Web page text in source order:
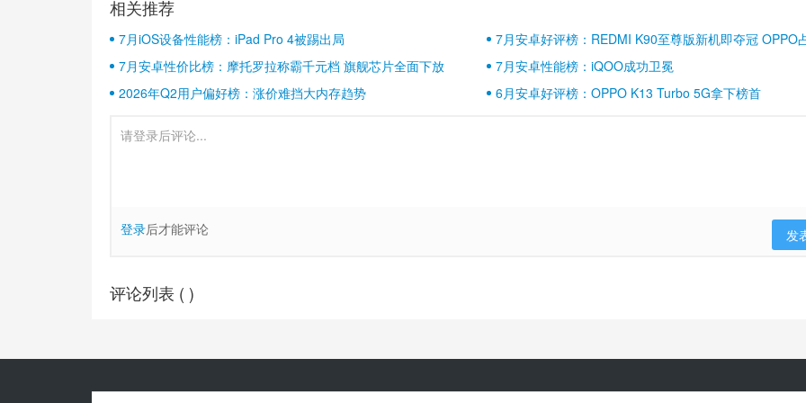
相关推荐
7月iOS设备性能榜：iPad Pro 4被踢出局
7月安卓好评榜：REDMI K90至尊版新机即夺冠 OPPO
壁江山
7月安卓性价比榜：摩托罗拉称霸千元档 旗舰芯片全面下放
7月安卓性能榜：iQOO成功卫冕
2026年Q2用户偏好榜：涨价难挡大内存趋势
6月安卓好评榜：OPPO K13 Turbo 5G拿下榜首
登录后才能评论 发
评论列表 ( )